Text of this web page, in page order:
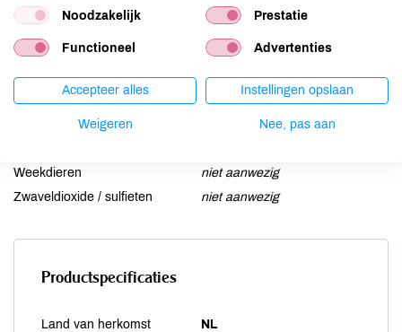
Mosterd
niet aanwezig
Schaaldieren
niet aanwezig
Selderij
niet aanwezig
Sesam
niet aanwezig
niet aanwezig
Weekdieren
niet aanwezig
Zwaveldioxide / sulfieten
niet aanwezig
Productspecificaties
Land van herkomst NL
Noodzakelijk Prestatie
Functioneel Advertenties
Accepteer alles Instellingen opslaan
Weigeren Nee, pas aan